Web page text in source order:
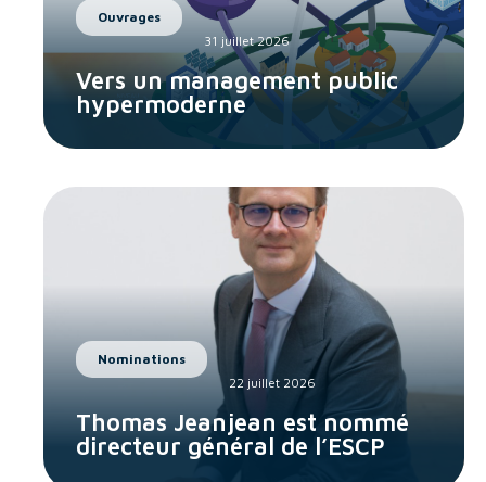
Ouvrages
31 juillet 2026
Vers un management public
hypermoderne
Nominations
22 juillet 2026
Thomas Jeanjean est nommé
directeur général de l’ESCP